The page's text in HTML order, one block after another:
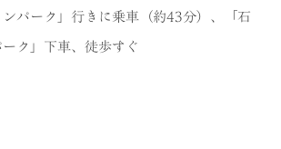
ンパーク」行きに乗車（約43分）、「石
ク」下車、徒歩すぐ